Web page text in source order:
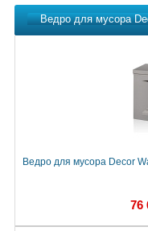
Ведро для мусора
Ведро для мусора Decor
76